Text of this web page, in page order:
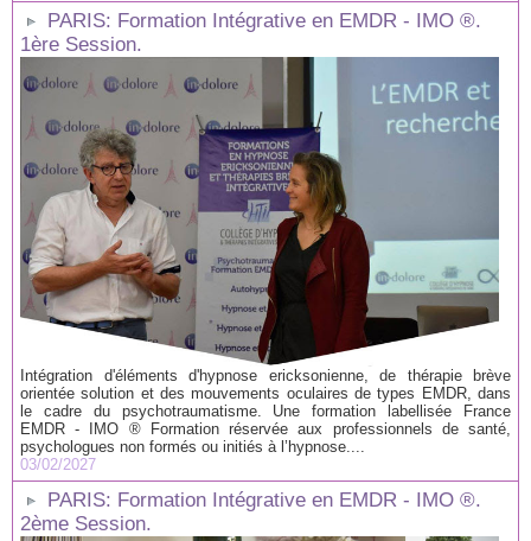
PARIS: Formation Intégrative en EMDR - IMO ®.
1ère Session.
Intégration d'éléments d'hypnose ericksonienne, de thérapie brève
orientée solution et des mouvements oculaires de types EMDR, dans
le cadre du psychotraumatisme. Une formation labellisée France
EMDR - IMO ® Formation réservée aux professionnels de santé,
psychologues non formés ou initiés à l’hypnose....
03/02/2027
PARIS: Formation Intégrative en EMDR - IMO ®.
2ème Session.